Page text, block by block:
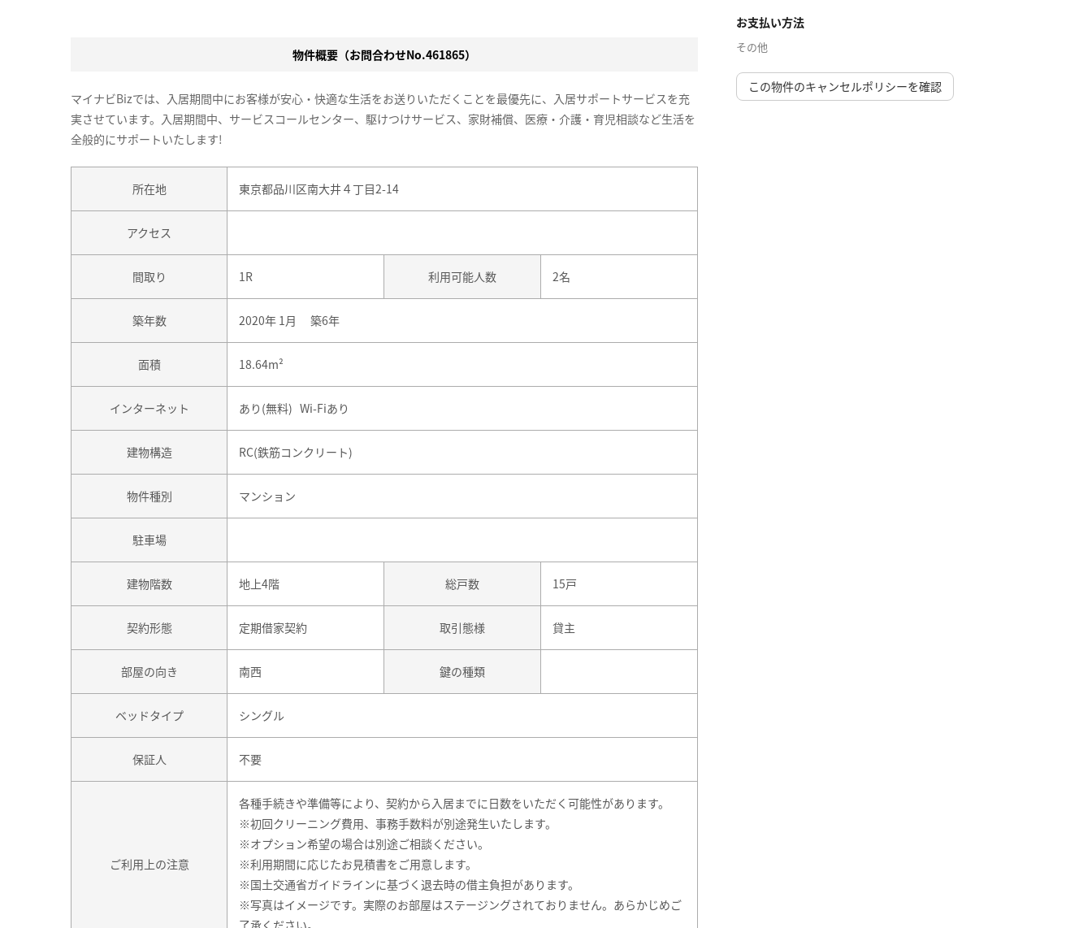
お支払い方法
その他
この物件のキャンセルポリシーを確認
物件概要（お問合わせNo.461865）
マイナビBizでは、入居期間中にお客様が安心・快適な生活をお送りいただくことを最優先に、入居サポートサービスを充
実させています。入居期間中、サービスコールセンター、駆けつけサービス、家財補償、医療・介護・育児相談など生活を
全般的にサポートいたします!
所在地 東京都品川区南大井４丁目2-14
アクセス
間取り 1R 利用可能人数 2名
築年数 2020年 1月 築6年
面積 18.64m²
インターネット あり(無料) Wi-Fiあり
建物構造 RC(鉄筋コンクリート)
物件種別 マンション
駐車場
建物階数 地上4階 総戸数 15戸
契約形態 定期借家契約 取引態様 貸主
部屋の向き 南西 鍵の種類
ベッドタイプ シングル
保証人 不要
ご利用上の注意
各種手続きや準備等により、契約から入居までに日数をいただく可能性があります。
※初回クリーニング費用、事務手数料が別途発生いたします。
※オプション希望の場合は別途ご相談ください。
※利用期間に応じたお見積書をご用意します。
※国土交通省ガイドラインに基づく退去時の借主負担があります。
※写真はイメージです。実際のお部屋はステージングされておりません。あらかじめご